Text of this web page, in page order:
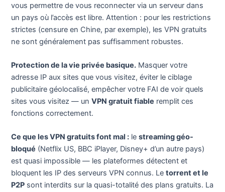
vous permettre de vous reconnecter via un serveur dans
un pays où l’accès est libre. Attention : pour les restrictions
strictes (censure en Chine, par exemple), les VPN gratuits
ne sont généralement pas suffisamment robustes.
Protection de la vie privée basique. Masquer votre
adresse IP aux sites que vous visitez, éviter le ciblage
publicitaire géolocalisé, empêcher votre FAI de voir quels
sites vous visitez — unVPN gratuit fiable remplit ces
fonctions correctement.
Ce que les VPN gratuits font mal : lestreaming géo-
bloqué (Netflix US, BBC iPlayer, Disney+ d’un autre pays)
est quasi impossible — les plateformes détectent et
bloquent les IP des serveurs VPN connus. Letorrent et le
P2P sont interdits sur la quasi-totalité des plans gratuits. La